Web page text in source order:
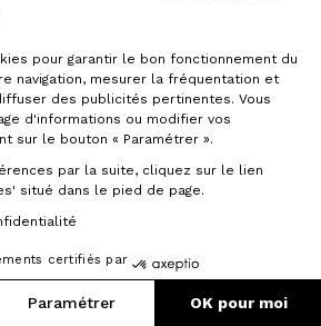
pour garantir le bon fonctionnement du
navigation, mesurer la fréquentation et
des publicités pertinentes. Vous
d'informations ou modifier vos
sur le bouton « Paramétrer ».
par la suite, cliquez sur le lien
situé dans le pied de page.
certifiés par
Paramétrer OK pour moi
- Groupe Ultegra
un peu plus de 3 ans et 11000